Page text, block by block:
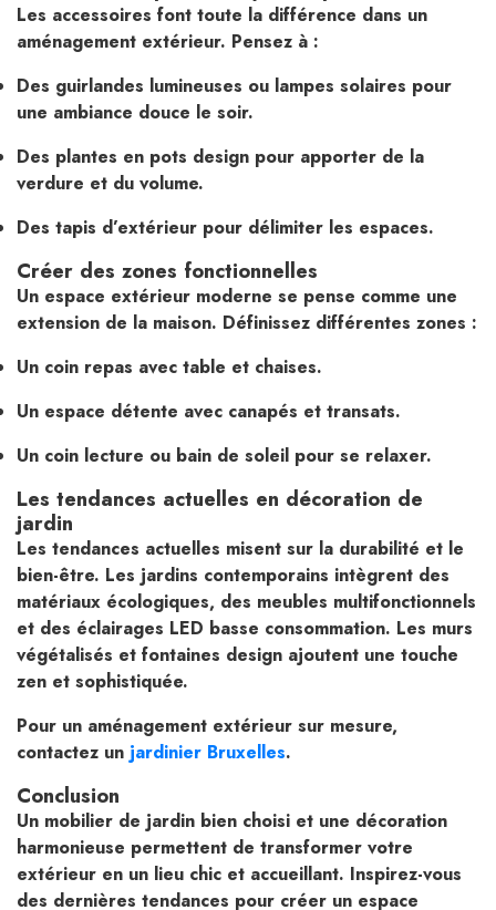
Les accessoires font toute la différence dans un
aménagement extérieur. Pensez à :
Des guirlandes lumineuses ou lampes solaires pour
une ambiance douce le soir.
Des plantes en pots design pour apporter de la
verdure et du volume.
Des tapis d’extérieur pour délimiter les espaces.
Créer des zones fonctionnelles
Un espace extérieur moderne se pense comme une
extension de la maison. Définissez différentes zones :
Un coin repas avec table et chaises.
Un espace détente avec canapés et transats.
Un coin lecture ou bain de soleil pour se relaxer.
Les tendances actuelles en décoration de
jardin
Les tendances actuelles misent sur la durabilité et le
bien-être. Les jardins contemporains intègrent des
matériaux écologiques, des meubles multifonctionnels
et des éclairages LED basse consommation. Les murs
végétalisés et fontaines design ajoutent une touche
zen et sophistiquée.
Pour un aménagement extérieur sur mesure,
contactez un jardinier Bruxelles.
Conclusion
Un mobilier de jardin bien choisi et une décoration
harmonieuse permettent de transformer votre
extérieur en un lieu chic et accueillant. Inspirez-vous
des dernières tendances pour créer un espace